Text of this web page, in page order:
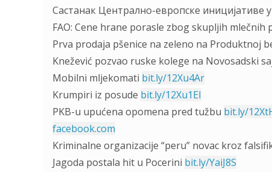
Састанак Централно-европске иницијативе
FAO: Cene hrane porasle zbog skupljih mlečnih
Prva prodaja pšenice na zeleno na Produktnoj
Knežević pozvao ruske kolege na Novosadski
Mobilni mljekomati bit.ly/12Xu4Ar
Krumpiri iz posude bit.ly/12Xu1EI
PKB-u upućena opomena pred tužbu bit.ly/
facebook.com
Kriminalne organizacije “peru” novac kroz
Jagoda postala hit u Pocerini bit.ly/YaiJ8S